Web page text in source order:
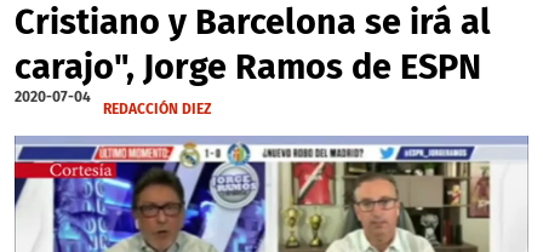
Cristiano y Barcelona se irá al
carajo", Jorge Ramos de ESPN
2020-07-04
REDACCIÓN DIEZ